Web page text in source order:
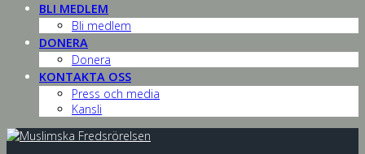
BLI MEDLEM
Bli medlem
DONERA
Donera
KONTAKTA OSS
Press och media
Kansli